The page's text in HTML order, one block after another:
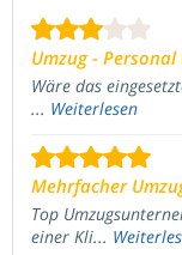
Umzug - Personal
Wäre das
... Weiterlesen
Mehrfacher
Top
einer Kli...